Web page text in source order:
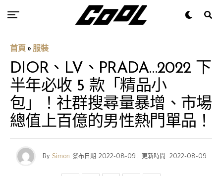
首頁 » 服裝
DIOR、LV、PRADA…2022 下
半年必收 5 款「精品小
包」！社群搜尋量暴增、市場
總值上百億的男性熱門單品！
By Simon 發布日期 2022-08-09 , 更新時間 2022-08-09